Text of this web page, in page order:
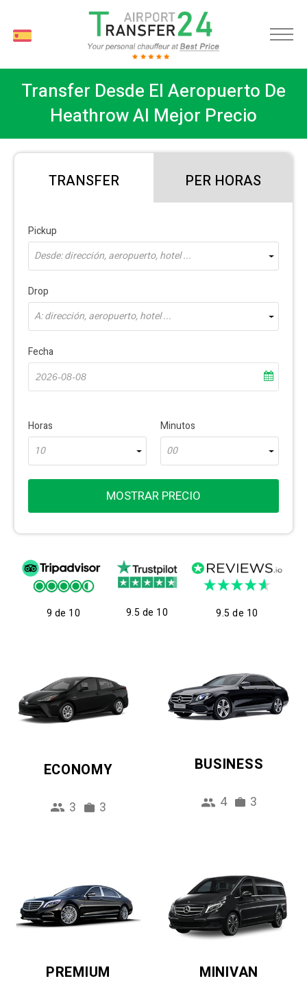
Transfer Desde El Aeropuerto De
Heathrow Al Mejor Precio
TRANSFER PER HORAS
Pickup
Desde: dirección, aeropuerto, hotel ...
Drop
A: dirección, aeropuerto, hotel ...
Fecha
Horas
10
Minutos
00
MOSTRAR PRECIO
9 de 10 9.5 de 10 9.5 de 10
ECONOMY
3 3
BUSINESS
4 3
PREMIUM MINIVAN